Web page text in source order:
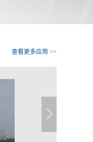
查看更多应用 >>